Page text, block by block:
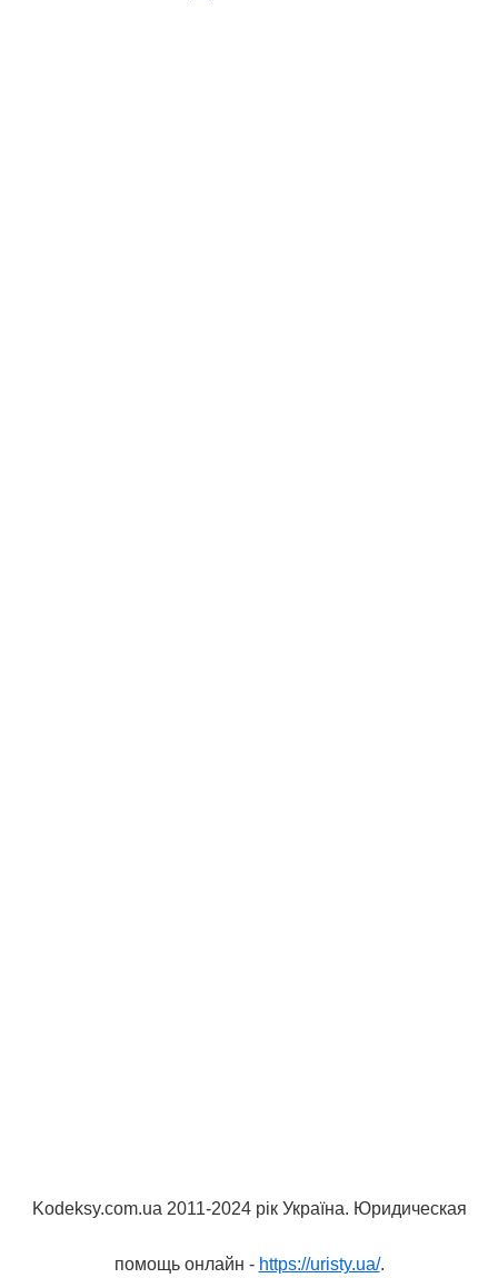
Kodeksy.com.ua 2011-2024 рік Україна. Юридическая
помощь онлайн - https://uristy.ua/.